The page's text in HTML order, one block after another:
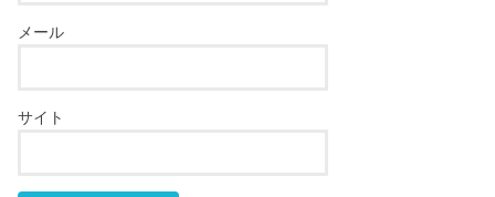
メール
サイト